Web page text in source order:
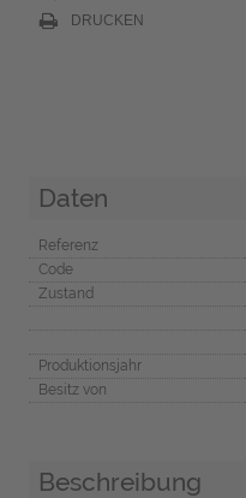
DRUCKEN
Daten
Referenz
Code
Zustand
Produktionsjahr
Besitz von
Beschreibung